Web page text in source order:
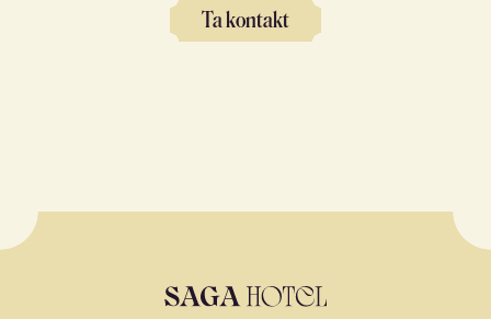
Ta kontakt